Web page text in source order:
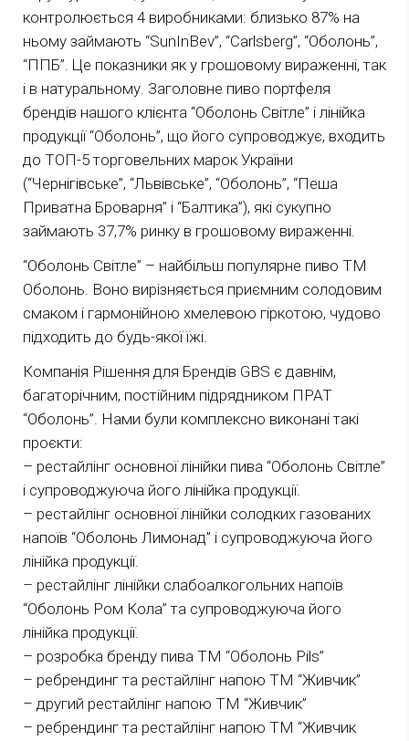
контролюється 4 виробниками: близько 87% на
ньому займають “SunInBev”, “Carlsberg”, “Оболонь”,
“ППБ”. Це показники як у грошовому вираженні, так
і в натуральному. Заголовне пиво портфеля
брендів нашого клієнта “Оболонь Світле” і лінійка
продукції “Оболонь”, що його супроводжує, входить
до ТОП-5 торговельних марок України
(“Чернігівське”, “Львівське”, “Оболонь”, “Пеша
Приватна Броварня” і “Балтика”), які сукупно
займають 37,7% ринку в грошовому вираженні.
“Оболонь Світле” – найбільш популярне пиво ТМ
Оболонь. Воно вирізняється приємним солодовим
смаком і гармонійною хмелевою гіркотою, чудово
підходить до будь-якої їжі.
Компанія Рішення для Брендів GBS є давнім,
багаторічним, постійним підрядником ПРАТ
“Оболонь”. Нами були комплексно виконані такі
проєкти:
– рестайлінг основної лінійки пива “Оболонь Світле”
і супроводжуюча його лінійка продукції.
– рестайлінг основної лінійки солодких газованих
напоїв “Оболонь Лимонад” і супроводжуюча його
лінійка продукції.
– рестайлінг лінійки слабоалкогольних напоїв
“Оболонь Ром Кола” та супроводжуюча його
лінійка продукції.
– розробка бренду пива ТМ “Оболонь Pils”
– ребрендинг та рестайлінг напою ТМ “Живчик”
– другий рестайлінг напою ТМ “Живчик”
– ребрендинг та рестайлінг напою ТМ “Живчик